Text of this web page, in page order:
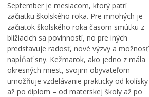
Základná umelecká škola
Bezpečnosť
Životné prostredie
Zdravie
Cirkev
Šport
September je mesiacom, ktorý patrí
začiatku školského roka. Pre mnohých je
začiatok školského roka časom smútku z
blížiacich sa povinností, no pre iných
predstavuje radosť, nové výzvy a možnosť
napĺňať sny. Kežmarok, ako jedno z mála
okresných miest, svojim obyvateľom
umožňuje vzdelávanie prakticky od kolísky
až po diplom – od materskej školy až po